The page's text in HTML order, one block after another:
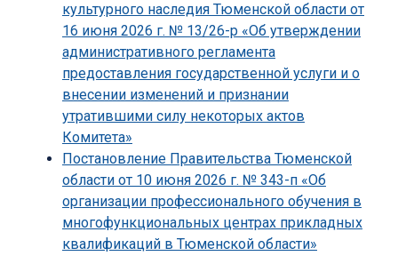
культурного наследия Тюменской области от
16 июня 2026 г. № 13/26-р «Об утверждении
административного регламента
предоставления государственной услуги и о
внесении изменений и признании
утратившими силу некоторых актов
Комитета»
Постановление Правительства Тюменской
области от 10 июня 2026 г. № 343-п «Об
организации профессионального обучения в
многофункциональных центрах прикладных
квалификаций в Тюменской области»